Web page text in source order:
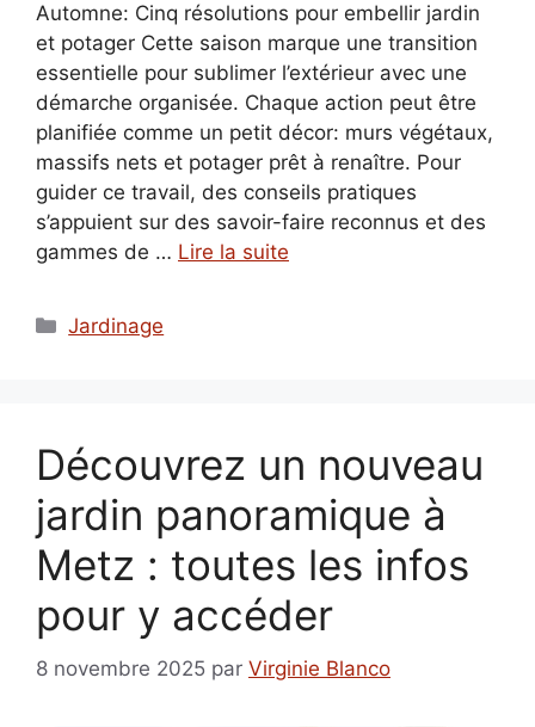
Automne: Cinq résolutions pour embellir jardin
et potager Cette saison marque une transition
essentielle pour sublimer l’extérieur avec une
démarche organisée. Chaque action peut être
planifiée comme un petit décor: murs végétaux,
massifs nets et potager prêt à renaître. Pour
guider ce travail, des conseils pratiques
s’appuient sur des savoir-faire reconnus et des
gammes de … Lire la suite
Catégories
Jardinage
Découvrez un nouveau
jardin panoramique à
Metz : toutes les infos
pour y accéder
8 novembre 2025 par Virginie Blanco